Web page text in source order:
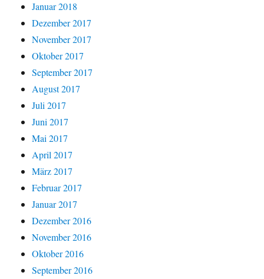
Januar 2018
Dezember 2017
November 2017
Oktober 2017
September 2017
August 2017
Juli 2017
Juni 2017
Mai 2017
April 2017
März 2017
Februar 2017
Januar 2017
Dezember 2016
November 2016
Oktober 2016
September 2016